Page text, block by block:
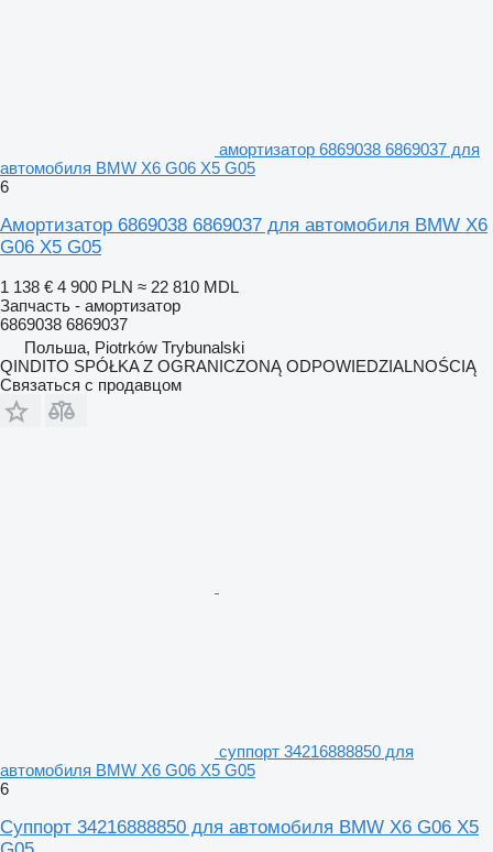
амортизатор 6869038 6869037 для
автомобиля BMW X6 G06 X5 G05
6
Амортизатор 6869038 6869037 для автомобиля BMW X6
G06 X5 G05
1 138 € 4 900 PLN ≈ 22 810 MDL
Запчасть - амортизатор
6869038 6869037
Польша, Piotrków Trybunalski
QINDITO SPÓŁKA Z OGRANICZONĄ ODPOWIEDZIALNOŚCIĄ
Связаться с продавцом
суппорт 34216888850 для
автомобиля BMW X6 G06 X5 G05
6
Суппорт 34216888850 для автомобиля BMW X6 G06 X5